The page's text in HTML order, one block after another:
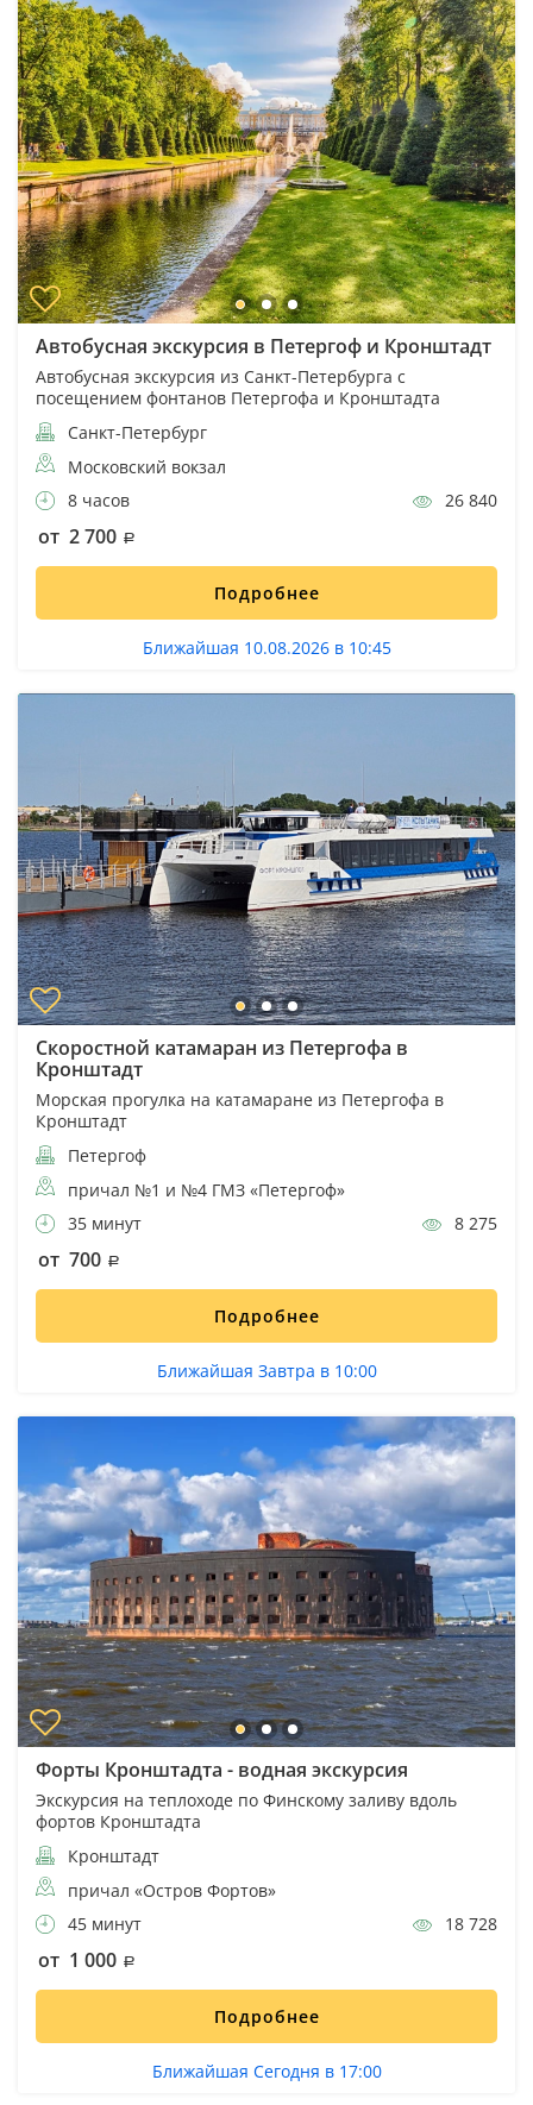
Автобусная экскурсия в Петергоф и Кронштадт
Автобусная экскурсия из Санкт-Петербурга с
посещением фонтанов Петергофа и Кронштадта
Санкт-Петербург
Московский вокзал
8 часов
26 840
от 2 700
Подробнее
Ближайшая 10.08.2026 в 10:45
Скоростной катамаран из Петергофа в
Кронштадт
Морская прогулка на катамаране из Петергофа в
Кронштадт
Петергоф
причал №1 и №4 ГМЗ «Петергоф»
35 минут
8 275
от 700
Подробнее
Ближайшая Завтра в 10:00
Форты Кронштадта - водная экскурсия
Экскурсия на теплоходе по Финскому заливу вдоль
фортов Кронштадта
Кронштадт
причал «Остров Фортов»
45 минут
18 728
от 1 000
Подробнее
Ближайшая Сегодня в 17:00